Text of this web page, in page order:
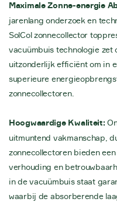
Maximale Zonne-energie
jarenlang onderzoek en
SolCol zonnecollector
vacuümbuis technologie zet
uitzonderlijk efficiënt om in
superieure
zonnecollectoren.
Hoogwaardige Kwaliteit:
uitmuntend vakmanschap,
zonnecollectoren bieden
verhouding en
in de vacuümbuis staat
waarbij de absorberende